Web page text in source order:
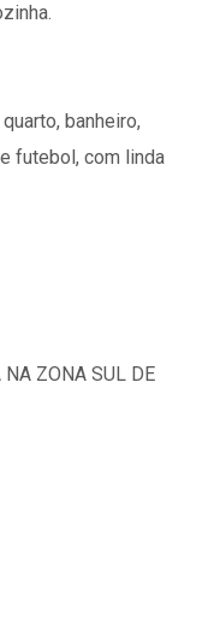
banheiro,
futebol, com linda
ZONA SUL DE